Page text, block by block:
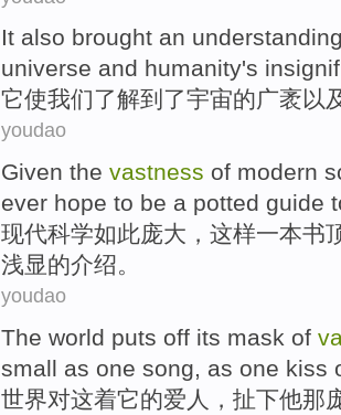
It also brought an
universe and humanity's
它使我们了解到了宇宙的广袤以
youdao
Given the vastness of modern
ever hope to be a potted guide
现代科学如此庞大 ， 这样一本书
浅显的介绍。
youdao
The world puts off its mask of
small as one song, as one kiss
世界对这着它的爱人 ，扯下他那